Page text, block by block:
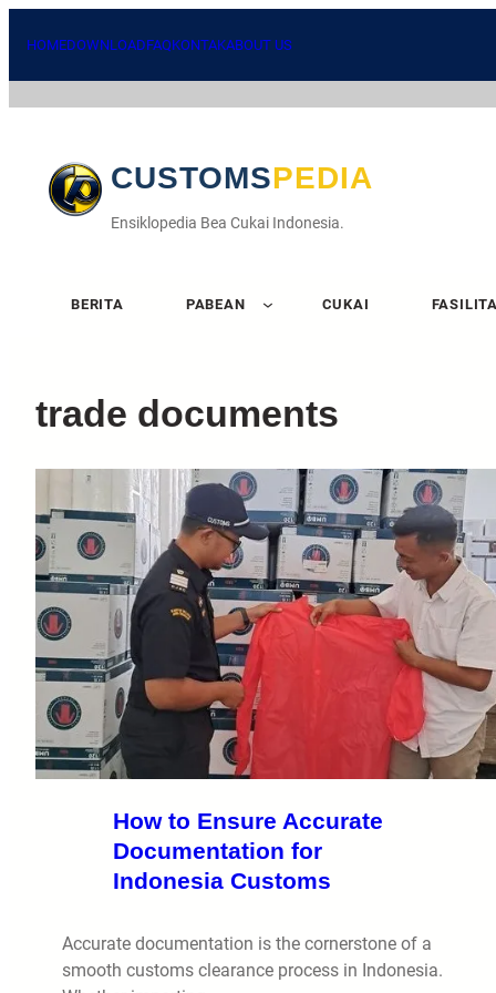
HOMEDOWNLOADFAQKONTAKABOUT US
CUSTOMSPEDIA
Ensiklopedia Bea Cukai Indonesia.
BERITA PABEAN CUKAI
trade documents
How to Ensure Accurate
Documentation for
Indonesia Customs
Accurate documentation is the cornerstone of a
smooth customs clearance process in Indonesia.